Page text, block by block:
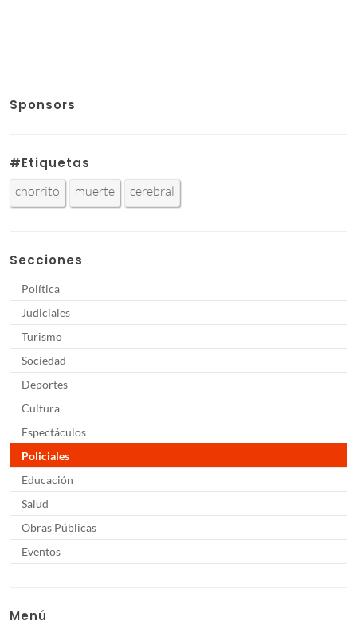
Sponsors
#Etiquetas
chorrito muerte cerebral
Secciones
Política
Judiciales
Turismo
Sociedad
Deportes
Cultura
Espectáculos
Policiales
Educación
Salud
Obras Públicas
Eventos
Menú